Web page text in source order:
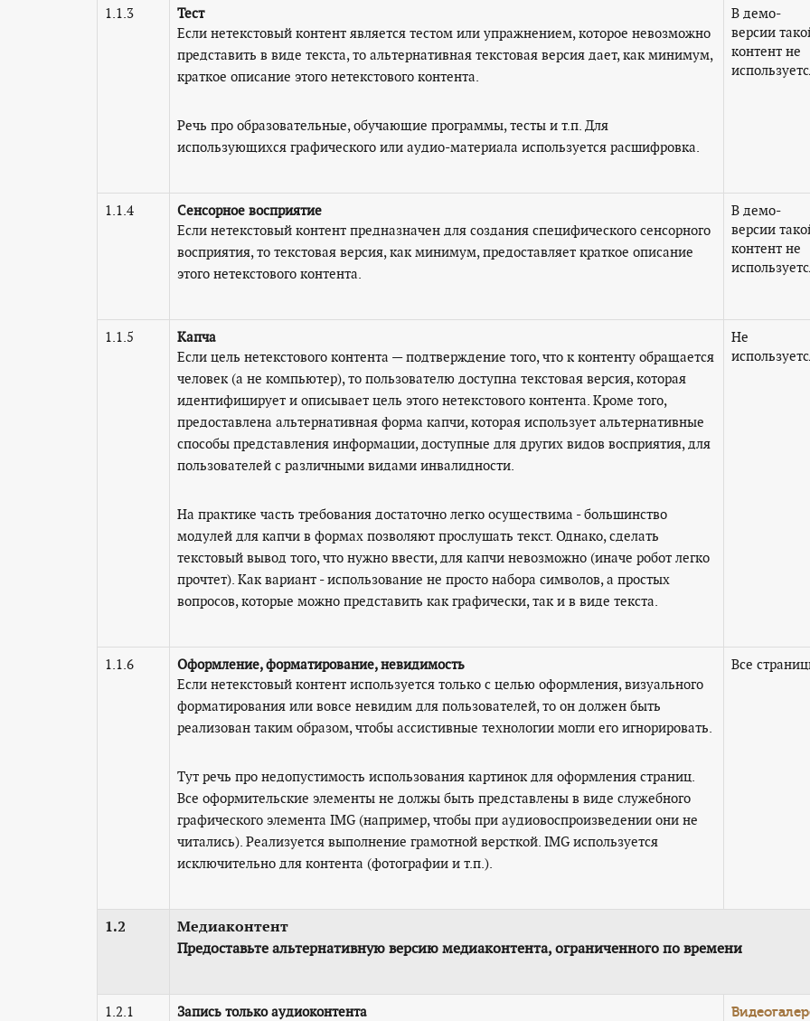
1.1.3
Тест
Если нетекстовый контент является тестом или упражнением, которое невозможно
представить в виде текста, то альтернативная текстовая версия дает, как минимум,
краткое описание этого нетекстового контента.
Речь про образовательные, обучающие программы, тесты и т.п. Для
использующихся графического или аудио-материала используется расшифровка.
В демо-
версии
контент не
1.1.4
Сенсорное восприятие
Если нетекстовый контент предназначен для создания специфического сенсорного
восприятия, то текстовая версия, как минимум, предоставляет краткое описание
этого нетекстового контента.
В демо-
версии
контент не
1.1.5
Капча
Если цель нетекстового контента — подтверждение того, что к контенту обращается
человек (а не компьютер), то пользователю доступна текстовая версия, которая
идентифицирует и описывает цель этого нетекстового контента. Кроме того,
предоставлена альтернативная форма капчи, которая использует альтернативные
способы представления информации, доступные для других видов восприятия, для
пользователей с различными видами инвалидности.
На практике часть требования достаточно легко осуществима - большинство
модулей для капчи в формах позволяют прослушать текст. Однако, сделать
текстовый вывод того, что нужно ввести, для капчи невозможно (иначе робот легко
прочтет). Как вариант - использование не просто набора символов, а простых
вопросов, которые можно представить как графически, так и в виде текста.
Не
1.1.6
Оформление, форматирование, невидимость
Если нетекстовый контент используется только с целью оформления, визуального
форматирования или вовсе невидим для пользователей, то он должен быть
реализован таким образом, чтобы ассистивные технологии могли его игнорировать.
Тут речь про недопустимость использования картинок для оформления страниц.
Все оформительские элементы не должы быть представлены в виде служебного
графического элемента IMG (например, чтобы при аудиовоспроизведении они не
читались). Реализуется выполнение грамотной версткой. IMG используется
исключительно для контента (фотографии и т.п.).
Все
1.2
Медиаконтент
Предоставьте альтернативную версию медиаконтента, ограниченного по времени
1.2.1
Запись только аудиоконтента